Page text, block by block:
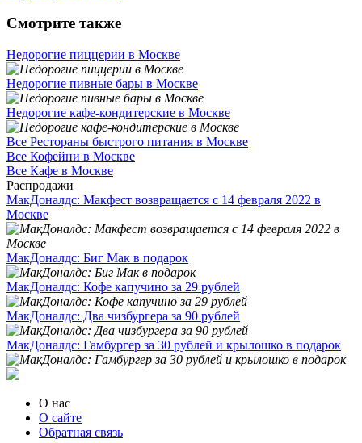
Смотрите также
Недорогие пиццерии в Москве
Недорогие пивные бары в Москве
Недорогие кафе-кондитерские в Москве
Все Рестораны быстрого питания в Москве
Все Кофейни в Москве
Все Кафе в Москве
Распродажи
МакДоналдс: Макфест возвращается с 14 февраля 2022 в
Москве
МакДоналдс: Биг Мак в подарок
МакДоналдс: Кофе капучино за 29 рублей
МакДоналдс: Два чизбургера за 90 рублей
МакДоналдс: Гамбургер за 30 рублей и крылошко в подарок
О нас
О сайте
Обратная связь